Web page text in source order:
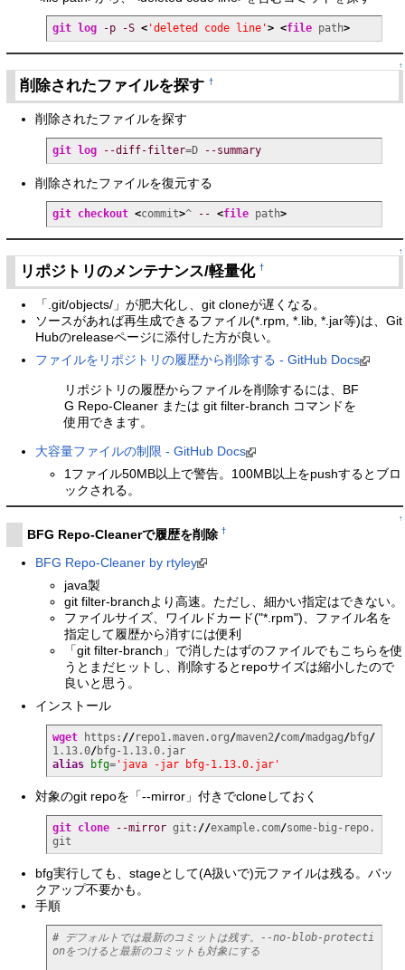
git log -p -S <'deleted code line'> <file path>
↑
削除されたファイルを探す†
削除されたファイルを探す
git log --diff-filter=D --summary
削除されたファイルを復元する
git checkout <commit>^ -- <file path>
↑
リポジトリのメンテナンス/軽量化†
「.git/objects/」が肥大化し、git cloneが遅くなる。
ソースがあれば再生成できるファイル(*.rpm, *.lib, *.jar等)は、Git
Hubのreleaseページに添付した方が良い。
ファイルをリポジトリの履歴から削除する - GitHub Docs
リポジトリの履歴からファイルを削除するには、BF
G Repo-Cleaner または git filter-branch コマンドを
使用できます。
大容量ファイルの制限 - GitHub Docs
1ファイル50MB以上で警告。100MB以上をpushするとブロ
ックされる。
↑
BFG Repo-Cleanerで履歴を削除 †
BFG Repo-Cleaner by rtyley
java製
git filter-branchより高速。ただし、細かい指定はできない。
ファイルサイズ、ワイルドカード("*.rpm")、ファイル名を
指定して履歴から消すには便利
「git filter-branch」で消したはずのファイルでもこちらを使
うとまだヒットし、削除するとrepoサイズは縮小したので
良いと思う。
インストール
wget https: //repo1.maven.org/maven2/com/madgag/bfg/
1.13.0/
bfg-1.13.0.jar
alias
bfg='java -jar bfg-1.13.0.jar'
対象のgit repoを「--mirror」付きでcloneしておく
git clone --mirror git: //example.com/some-big-repo.
git
bfg実行しても、stageとして(A扱いで)元ファイルは残る。バッ
クアップ不要かも。
手順
# デフォルトでは最新のコミットは残す。--no-blob-protecti
onをつけると最新のコミットも対象にする